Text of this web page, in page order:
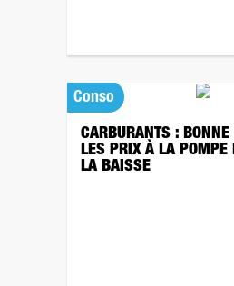
Conso
CARBURANTS : BONNE
LES PRIX À LA POMPE
LA BAISSE